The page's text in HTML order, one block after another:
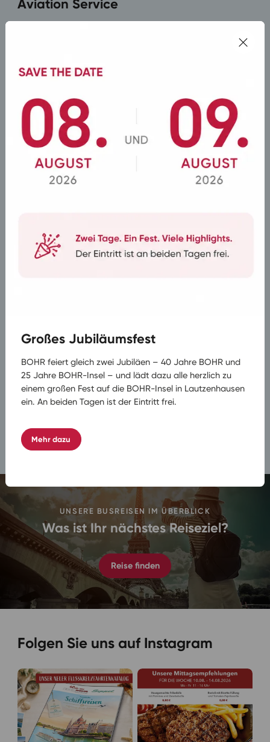
Aviation Service
Werksverkehr
Was ist Ihr nächstes Reiseziel?
UNSERE BUSREISEN IM ÜBERBLICK
Reise finden
Folgen Sie uns auf Instagram
Großes Jubiläumsfest
BOHR feiert gleich zwei Jubiläen – 40 Jahre BOHR und
25 Jahre BOHR-Insel – und lädt dazu alle herzlich zu
einem großen Fest auf die BOHR-Insel in Lautzenhausen
ein. An beiden Tagen ist der Eintritt frei.
Mehr dazu